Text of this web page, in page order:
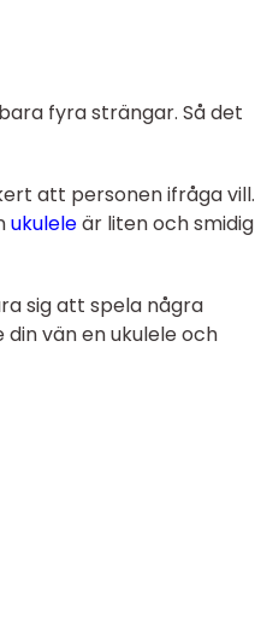
fyra strängar. Så det
att personen ifråga vill.
ukuleleär liten och smidig
sig att spela några
vän en ukulele och